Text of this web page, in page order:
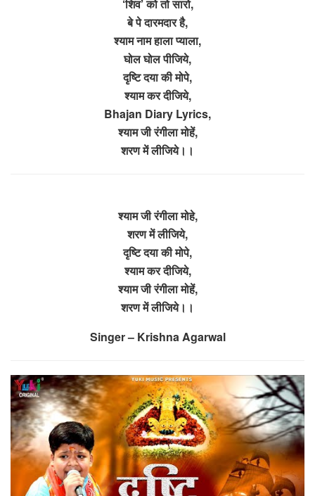
‘शिव’ को तो सारो,
बे पे दारमदार है,
श्याम नाम हाला प्याला,
घोल घोल पीजिये,
दृष्टि दया की मोपे,
श्याम कर दीजिये,
Bhajan Diary Lyrics,
श्याम जी रंगीला मोहें,
शरण में लीजिये।।
श्याम जी रंगीला मोहे,
शरण में लीजिये,
दृष्टि दया की मोपे,
श्याम कर दीजिये,
श्याम जी रंगीला मोहें,
शरण में लीजिये।।
Singer – Krishna Agarwal